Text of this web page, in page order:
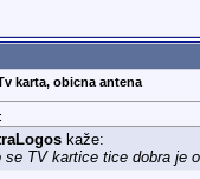
karta, obicna antena
kaže:
se TV kartice tice dobra je